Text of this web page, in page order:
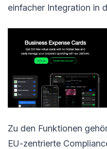
einfacher Integration in
Zu den Funktionen
EU-zentrierte